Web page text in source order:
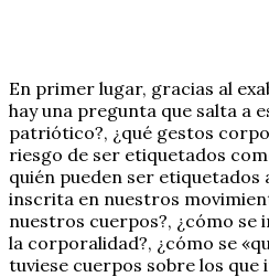
En primer lugar, gracias al
hay una pregunta que salta a
patriótico?, ¿qué gestos
riesgo de ser etiquetados
quién pueden ser etiquetados
inscrita en nuestros
nuestros cuerpos?, ¿cómo se
la corporalidad?, ¿cómo se
tuviese cuerpos sobre los que